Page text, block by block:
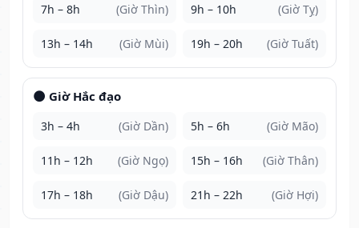
7h – 8h (Giờ Thìn) 9h – 10h (Giờ Tỵ)
13h – 14h (Giờ Mùi) 19h – 20h (Giờ Tuất)
🌑 Giờ Hắc đạo
3h – 4h (Giờ Dần) 5h – 6h (Giờ Mão)
11h – 12h (Giờ Ngọ) 15h – 16h (Giờ Thân)
17h – 18h (Giờ Dậu) 21h – 22h (Giờ Hợi)